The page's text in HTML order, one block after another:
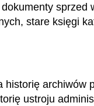
sprzed
stare księgi
historię archiwów
ustroju